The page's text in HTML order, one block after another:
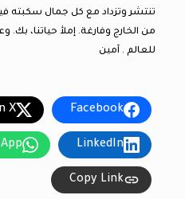
تنتشر وتزداد مع كل جمال سكبته
من الخارج وفارغة. إملأ حياتنا، بك.
للعالم . آمين
Facebook
X
LinkedIn
Copy Link